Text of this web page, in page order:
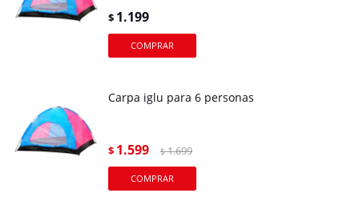
$ 1.199
Carpa iglu para 6 personas
$ 1.599 $ 1.699